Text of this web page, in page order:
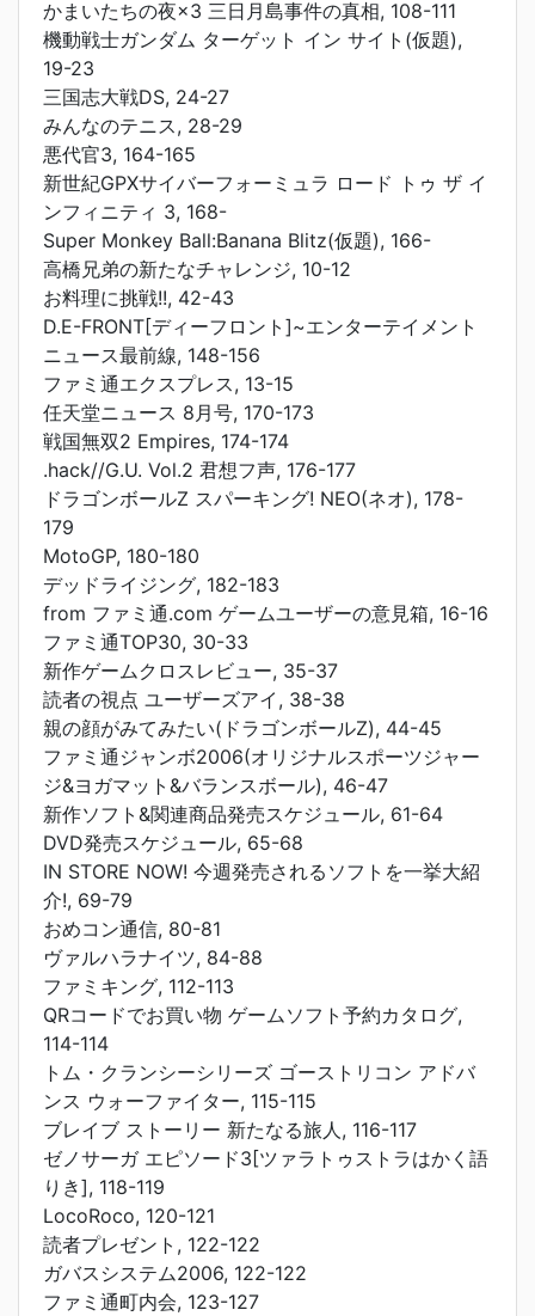
かまいたちの夜×3 三日月島事件の真相, 108-111
機動戦士ガンダム ターゲット イン サイト(仮題),
19-23
三国志大戦DS, 24-27
みんなのテニス, 28-29
悪代官3, 164-165
新世紀GPXサイバーフォーミュラ ロード トゥ ザ イ
ンフィニティ 3, 168-
Super Monkey Ball:Banana Blitz(仮題), 166-
高橋兄弟の新たなチャレンジ, 10-12
お料理に挑戦!!, 42-43
D.E-FRONT[ディーフロント]~エンターテイメント
ニュース最前線, 148-156
ファミ通エクスプレス, 13-15
任天堂ニュース 8月号, 170-173
戦国無双2 Empires, 174-174
.hack//G.U. Vol.2 君想フ声, 176-177
ドラゴンボールZ スパーキング! NEO(ネオ), 178-
179
MotoGP, 180-180
デッドライジング, 182-183
from ファミ通.com ゲームユーザーの意見箱, 16-16
ファミ通TOP30, 30-33
新作ゲームクロスレビュー, 35-37
読者の視点 ユーザーズアイ, 38-38
親の顔がみてみたい(ドラゴンボールZ), 44-45
ファミ通ジャンボ2006(オリジナルスポーツジャー
ジ&ヨガマット&バランスボール), 46-47
新作ソフト&関連商品発売スケジュール, 61-64
DVD発売スケジュール, 65-68
IN STORE NOW! 今週発売されるソフトを一挙大紹
介!, 69-79
おめコン通信, 80-81
ヴァルハラナイツ, 84-88
ファミキング, 112-113
QRコードでお買い物 ゲームソフト予約カタログ,
114-114
トム・クランシーシリーズ ゴーストリコン アドバ
ンス ウォーファイター, 115-115
ブレイブ ストーリー 新たなる旅人, 116-117
ゼノサーガ エピソード3[ツァラトゥストラはかく語
りき], 118-119
LocoRoco, 120-121
読者プレゼント, 122-122
ガバスシステム2006, 122-122
ファミ通町内会, 123-127